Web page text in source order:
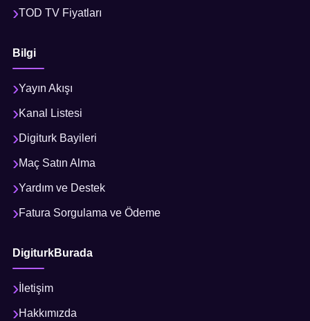
TOD TV Fiyatları
Bilgi
Yayın Akışı
Kanal Listesi
Digiturk Bayileri
Maç Satın Alma
Yardım ve Destek
Fatura Sorgulama ve Ödeme
DigiturkBurada
İletişim
Hakkımızda